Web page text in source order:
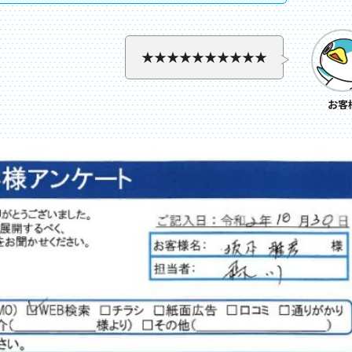
お客
★★★★★★★★★★